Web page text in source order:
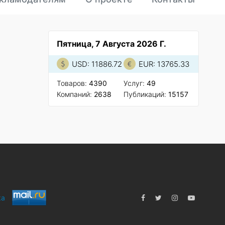
Пятница, 7 Августа 2026 Г.
USD: 11886.72 EUR: 13765.33
Товаров: 4390
Компаний: 2638
Услуг: 49
Публикаций: 15157